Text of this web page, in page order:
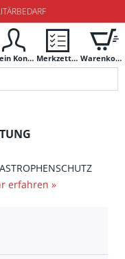
Mein Konto Merkzettel Warenkorb
erfahren »